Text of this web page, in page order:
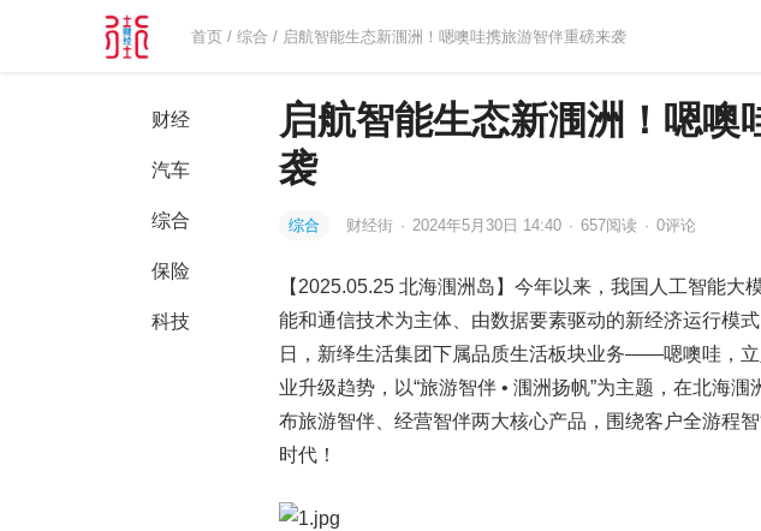
首页 /综合 / 启航智能生态新涠洲！嗯噢哇携旅游智伴重磅来袭
财经
汽车
综合
保险
科技
启航智能生态新涠洲！嗯噢
袭
综合 财经街 · 2024年5月30日 14:40 · 657阅读 · 0评论
【2025.05.25 北海涠洲岛】今年以来，我国人工智能
能和通信技术为主体、由数据要素驱动的新经济运行模
日，新绎生活集团下属品质生活板块业务——嗯噢哇，
业升级趋势，以“旅游智伴 • 涠洲扬帆”为主题，在北海
布旅游智伴、经营智伴两大核心产品，围绕客户全游程
时代！